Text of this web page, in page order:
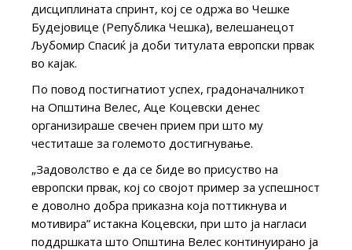
дисциплината спринт, кој се одржа во Чешке
Будејовице (Република Чешка), велешанецот
Љубомир Спасиќ ја доби титулата европски првак
во кајак.
По повод постигнатиот успех, градоначалникот
на Општина Велес, Аце Коцевски денес
организираше свечен прием при што му
честиташе за големото достигнување.
„Задоволство е да се биде во присуство на
европски првак, кој со својот пример за успешност
е доволно добра приказна која поттикнува и
мотивира” истакна Коцевски, при што ја нагласи
поддршката што Општина Велес континуирано ја